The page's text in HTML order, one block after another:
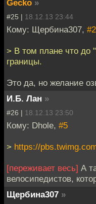
Gecko »
#25 | 18.12.13 23:44
Кому: Щербина307,
> В том плане что до
границы.
Это да, но желание
И.Б. Лан »
#26 | 18.12.13 23:50
Кому: Dhole, #5
> https://
[переживает весь] А
велосипедистов,
Щербина307 »